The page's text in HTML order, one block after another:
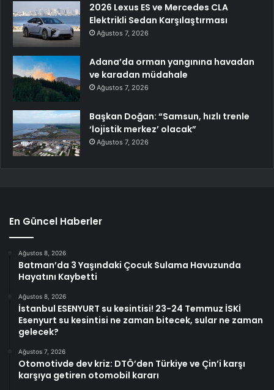
2026 Lexus ES ve Mercedes CLA
Elektrikli Sedan Karşılaştırması
Ağustos 7, 2026
Adana’da orman yangınına havadan
ve karadan müdahale
Ağustos 7, 2026
Başkan Doğan: “Samsun, hızlı trenle
‘lojistik merkez’ olacak”
Ağustos 7, 2026
En Güncel Haberler
Ağustos 8, 2026
Batman’da 3 Yaşındaki Çocuk Sulama Havuzunda
Hayatını Kaybetti
Ağustos 8, 2026
İstanbul ESENYURT su kesintisi! 23-24 Temmuz İSKİ
Esenyurt su kesintisi ne zaman bitecek, sular ne zaman
gelecek?
Ağustos 7, 2026
Otomotivde dev kriz: DTÖ’den Türkiye ve Çin’i karşı
karşıya getiren otomobil kararı